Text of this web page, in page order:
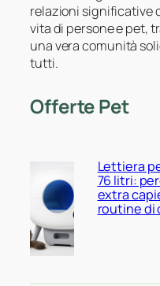
relazioni significative
vita di persone e pet,
una vera comunità
tutti.
Offerte Pet
Lettiera
76 litri:
extra
routine di